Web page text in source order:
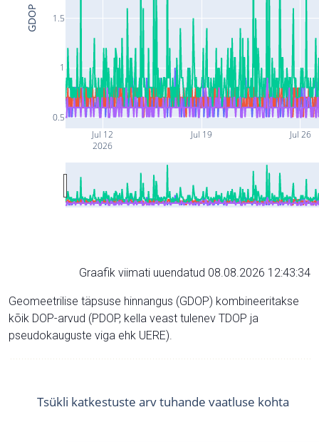
Jul 12
2026
Jul 19 Jul 26
0.5
1
1.5
GDOP
Graafik viimati uuendatud 08.08.2026 12:43:34
Geomeetrilise täpsuse hinnangus (GDOP) kombineeritakse
kõik DOP-arvud (PDOP, kella veast tulenev TDOP ja
pseudokauguste viga ehk UERE).
Tsükli katkestuste arv tuhande vaatluse kohta